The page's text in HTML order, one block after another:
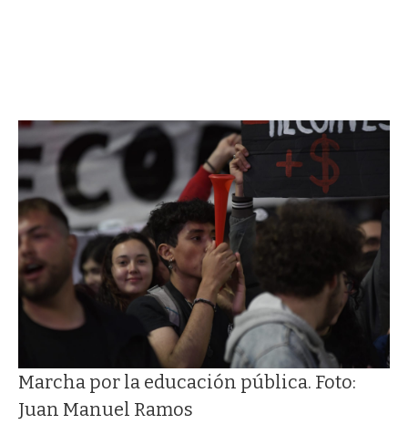
Marcha por la educación pública. Foto:
Juan Manuel Ramos